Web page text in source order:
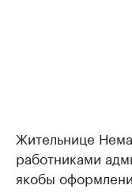
Жительнице
работниками
якобы